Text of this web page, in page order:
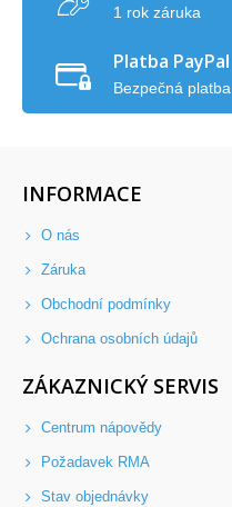
1 rok záruka
Platba PayPal
Bezpečná platba
INFORMACE
O nás
Záruka
Obchodní podmínky
Ochrana osobních údajů
ZÁKAZNICKÝ SERVIS
Centrum nápovědy
Požadavek RMA
Stav objednávky